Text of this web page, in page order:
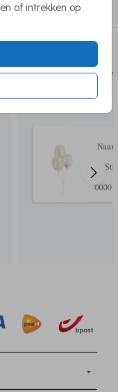
of intrekken op